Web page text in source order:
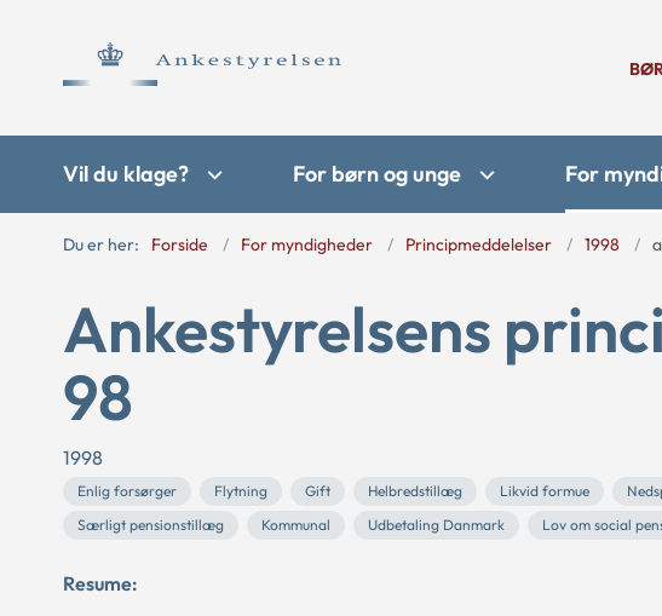
Vil du klage? For børn og unge For
Du er her: Forside For myndigheder Principmeddelelser 1998
Ankestyrelsens
98
1998
Enlig forsørger Flytning Gift Helbredstillæg Likvid formue
Særligt pensionstillæg
Kommunal Udbetaling Danmark Lov om social
Resume: